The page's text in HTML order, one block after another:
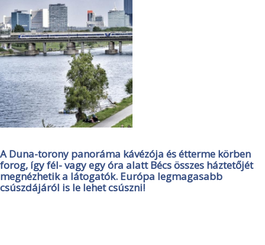
A Duna-torony panoráma kávézója és étterme körben
forog, így fél- vagy egy óra alatt Bécs összes háztetőjét
megnézhetik a látogatók. Európa legmagasabb
csúszdájáról is le lehet csúszni!